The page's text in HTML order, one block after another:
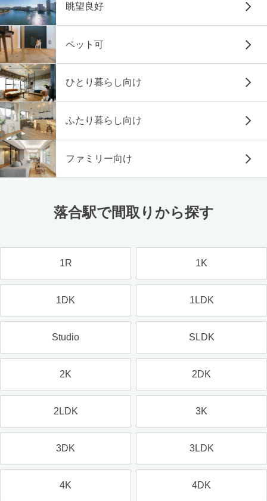
眺望良好
ペット可
ひとり暮らし向け
ふたり暮らし向け
ファミリー向け
落合駅で間取りから探す
1R 1K
1DK 1LDK
Studio SLDK
2K 2DK
2LDK 3K
3DK 3LDK
4K 4DK